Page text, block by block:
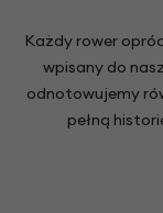
Każdy rower
wpisany do
odnotowujemy
pełną